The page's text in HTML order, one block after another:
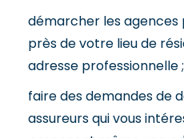
démarcher les agences
près de votre lieu de
adresse professionnelle ;
faire des demandes de
assureurs qui vous